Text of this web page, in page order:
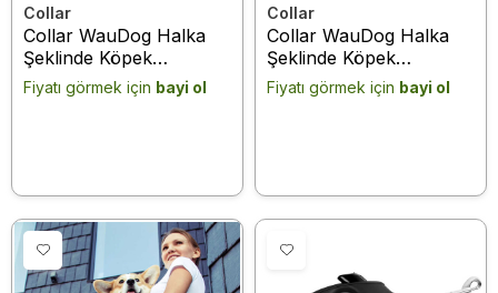
Collar
Collar WauDog Halka
Şeklinde Köpek
Gezdirme Tasması 40
Kg 2,9 Mt (812715)
Fiyatı görmek için bayi ol
Collar
Collar WauDog Halka
Şeklinde Köpek
Gezdirme Tasması 40
Kg 2,9 Mt (81277)
Fiyatı görmek için bayi ol